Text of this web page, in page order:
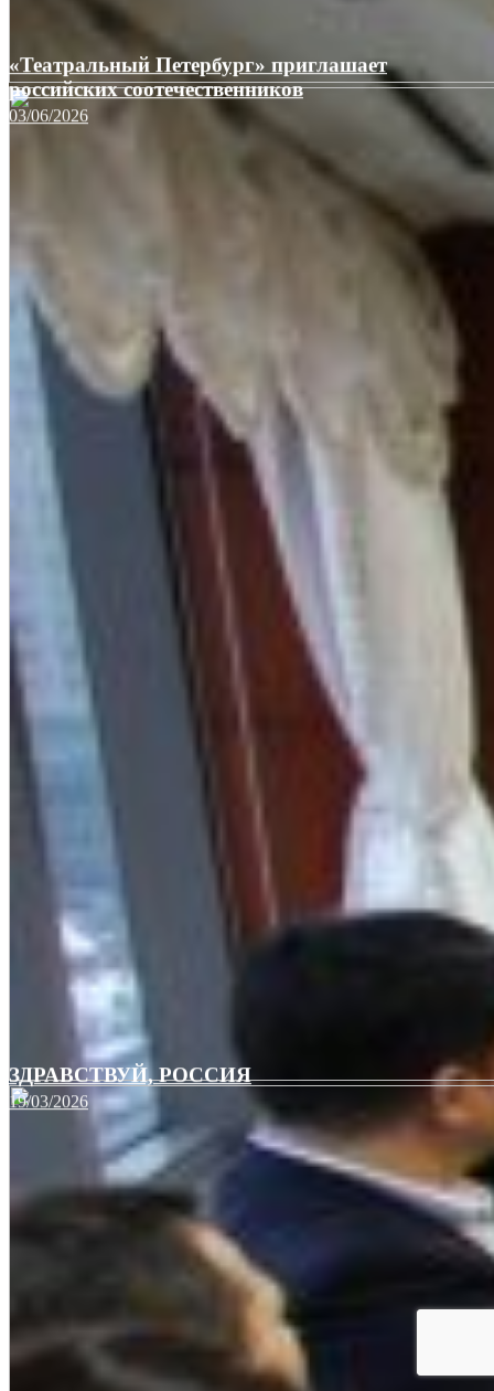
«Театральный Петербург» приглашает
российских соотечественников
03/06/2026
ЗДРАВСТВУЙ, РОССИЯ
19/03/2026